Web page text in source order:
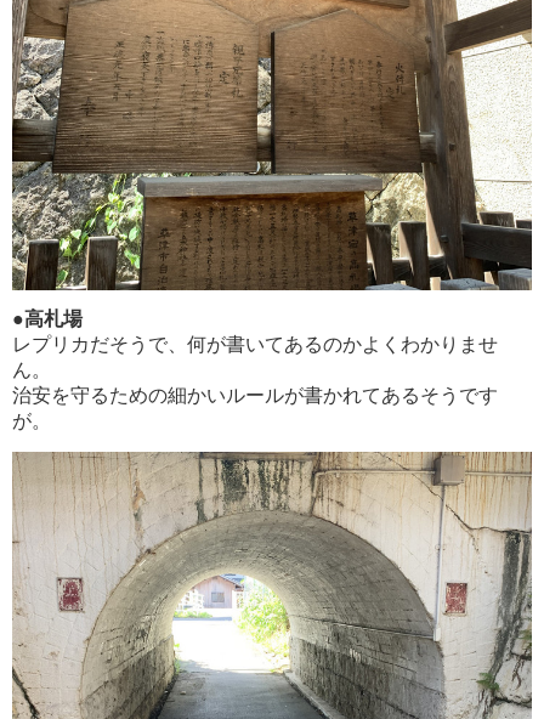
●高札場
レプリカだそうで、何が書いてあるのかよくわかりませ
ん。
治安を守るための細かいルールが書かれてあるそうです
が。